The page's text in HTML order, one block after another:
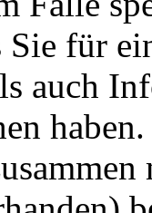
für
auch